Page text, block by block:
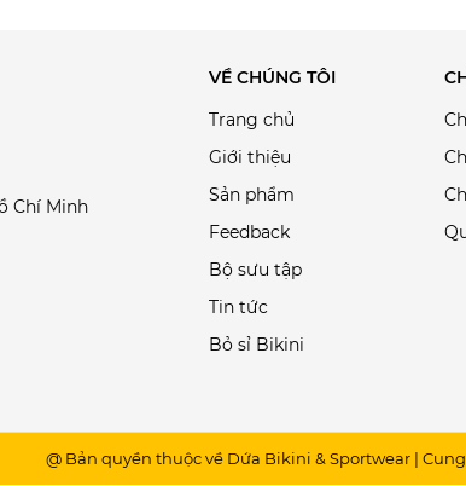
Chí Minh
VỀ CHÚNG TÔI
Trang chủ
Giới thiệu
Sản phẩm
Feedback
Bộ sưu tập
Tin tức
Bỏ sỉ Bikini
@ Bản quyền thuộc về Dứa Bikini & Sportwear |